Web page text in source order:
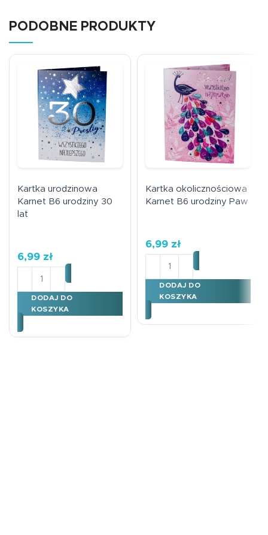
PODOBNE PRODUKTY
Kartka urodzinowa
Karnet B6 urodziny 30
lat
6,99 zł
ilość Kartka urodzinowa Karnet B6 urodziny 30 lat
DODAJ DO
KOSZYKA
Kartka okolicznościowa
Karnet B6 urodziny Paw
6,99 zł
ilość Kartka
DODAJ DO
KOSZYKA